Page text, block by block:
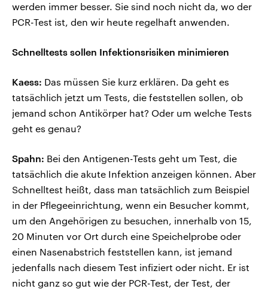
werden immer besser. Sie sind noch nicht da, wo der
PCR-Test ist, den wir heute regelhaft anwenden.
Schnelltests sollen Infektionsrisiken minimieren
Kaess: Das müssen Sie kurz erklären. Da geht es
tatsächlich jetzt um Tests, die feststellen sollen, ob
jemand schon Antikörper hat? Oder um welche Tests
geht es genau?
Spahn: Bei den Antigenen-Tests geht um Test, die
tatsächlich die akute Infektion anzeigen können. Aber
Schnelltest heißt, dass man tatsächlich zum Beispiel
in der Pflegeeinrichtung, wenn ein Besucher kommt,
um den Angehörigen zu besuchen, innerhalb von 15,
20 Minuten vor Ort durch eine Speichelprobe oder
einen Nasenabstrich feststellen kann, ist jemand
jedenfalls nach diesem Test infiziert oder nicht. Er ist
nicht ganz so gut wie der PCR-Test, der Test, der